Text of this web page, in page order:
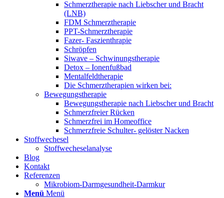
Schmerztherapie nach Liebscher und Bracht
(LNB)
FDM Schmerztherapie
PPT-Schmerztherapie
Fazer- Faszienthrapie
Schröpfen
Siwave – Schwinungstherapie
Detox – Ionenfußbad
Mentalfeldtherapie
Die Schmerztherapien wirken bei:
Bewegungstherapie
Bewegungstherapie nach Liebscher und Bracht
Schmerzfreier Rücken
Schmerzfrei im Homeoffice
Schmerzfreie Schulter- gelöster Nacken
Stoffwechesel
Stoffwecheselanalyse
Blog
Kontakt
Referenzen
Mikrobiom-Darmgesundheit-Darmkur
Menü Menü